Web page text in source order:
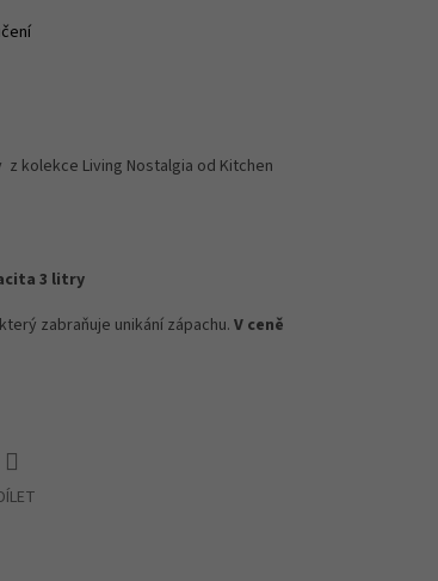
kolekce Living Nostalgia od Kitchen
3 litry
zabraňuje unikání zápachu. V ceně